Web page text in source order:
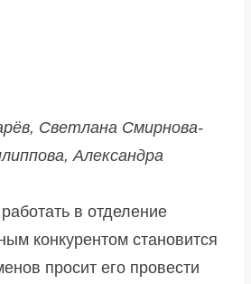
Светлана Смирнова-
Александра
в отделение
конкурентом становится
просит его провести